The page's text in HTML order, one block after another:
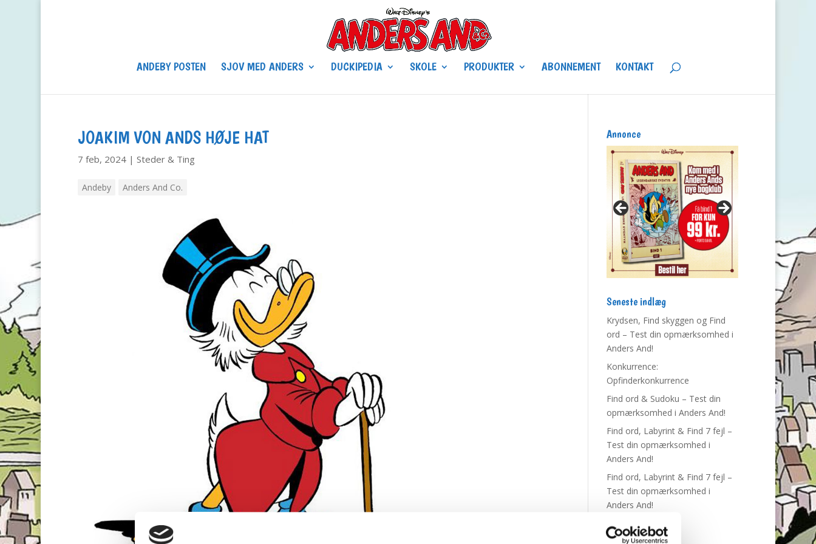
ANDEBY POSTEN SJOV MED ANDERS DUCKIPEDIA SKOLE PRODUKTER ABONNEMENT KONTAKT
JOAKIM VON ANDS HØJE HAT
7 feb, 2024| Steder & Ting
Andeby Anders And Co.
Annonce
Seneste indlæg
Krydsen, Find skyggen og Find
ord – Test din opmærksomhed i
Anders And!
Konkurrence:
Opfinderkonkurrence
Find ord & Sudoku – Test din
opmærksomhed i Anders And!
Find ord, Labyrint & Find 7 fejl –
Test din opmærksomhed i
Anders And!
Find ord, Labyrint & Find 7 fejl –
Test din opmærksomhed i
Anders And!
Tags